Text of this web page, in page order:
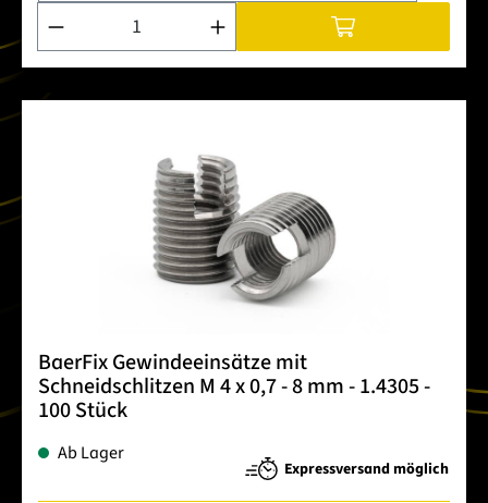
Produkt Anzahl: Gib den gewünschten Wert ein oder
BaerFix Gewindeeinsätze mit
Schneidschlitzen M 4 x 0,7 - 8 mm - 1.4305 -
100 Stück
Ab Lager
Expressversand möglich